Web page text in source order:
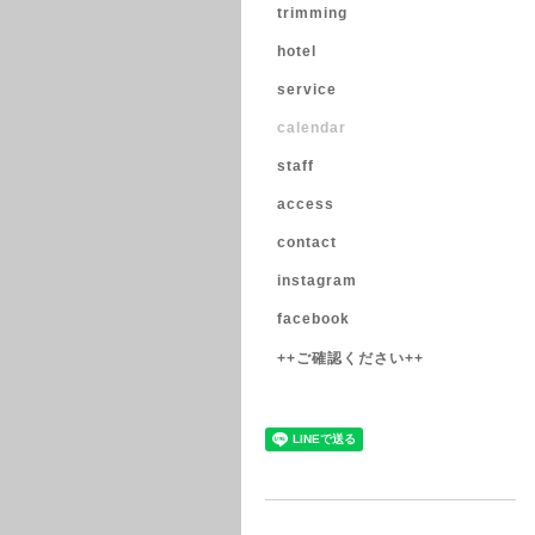
trimming
hotel
service
calendar
staff
access
contact
instagram
facebook
++ご確認ください++